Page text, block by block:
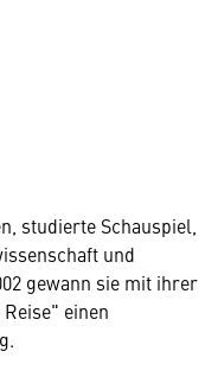
studierte Schauspiel,
und
gewann sie mit ihrer
einen